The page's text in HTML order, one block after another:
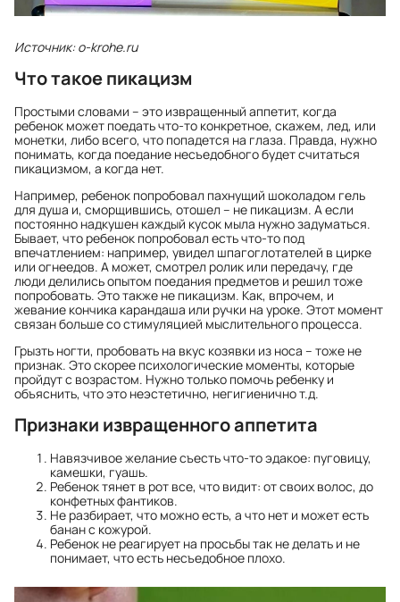
Источник: o-krohe.ru
Что такое пикацизм
Простыми словами – это извращенный аппетит, когда
ребенок может поедать что-то конкретное, скажем, лед, или
монетки, либо всего, что попадется на глаза. Правда, нужно
понимать, когда поедание несъедобного будет считаться
пикацизмом, а когда нет.
Например, ребенок попробовал пахнущий шоколадом гель
для душа и, сморщившись, отошел – не пикацизм. А если
постоянно надкушен каждый кусок мыла нужно задуматься.
Бывает, что ребенок попробовал есть что-то под
впечатлением: например, увидел шпагоглотателей в цирке
или огнеедов. А может, смотрел ролик или передачу, где
люди делились опытом поедания предметов и решил тоже
попробовать. Это также не пикацизм. Как, впрочем, и
жевание кончика карандаша или ручки на уроке. Этот момент
связан больше со стимуляцией мыслительного процесса.
Грызть ногти, пробовать на вкус козявки из носа – тоже не
признак. Это скорее психологические моменты, которые
пройдут с возрастом. Нужно только помочь ребенку и
объяснить, что это неэстетично, негигиенично т.д.
Признаки извращенного аппетита
Навязчивое желание съесть что-то эдакое: пуговицу,
камешки, гуашь.
Ребенок тянет в рот все, что видит: от своих волос, до
конфетных фантиков.
Не разбирает, что можно есть, а что нет и может есть
банан с кожурой.
Ребенок не реагирует на просьбы так не делать и не
понимает, что есть несъедобное плохо.